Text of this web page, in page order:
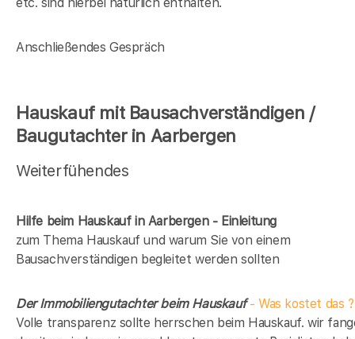
Anschließendes Gespräch
Hauskauf mit Bausachverständigen /
Baugutachter in Aarbergen
Weiterfühendes
Hilfe beim Hauskauf in Aarbergen - Einleitung
zum Thema Hauskauf und warum Sie von einem
Bausachverständigen begleitet werden sollten
Der Immobiliengutachter beim Hauskauf- Was kostet das ?
Volle transparenz sollte herrschen beim Hauskauf. wir